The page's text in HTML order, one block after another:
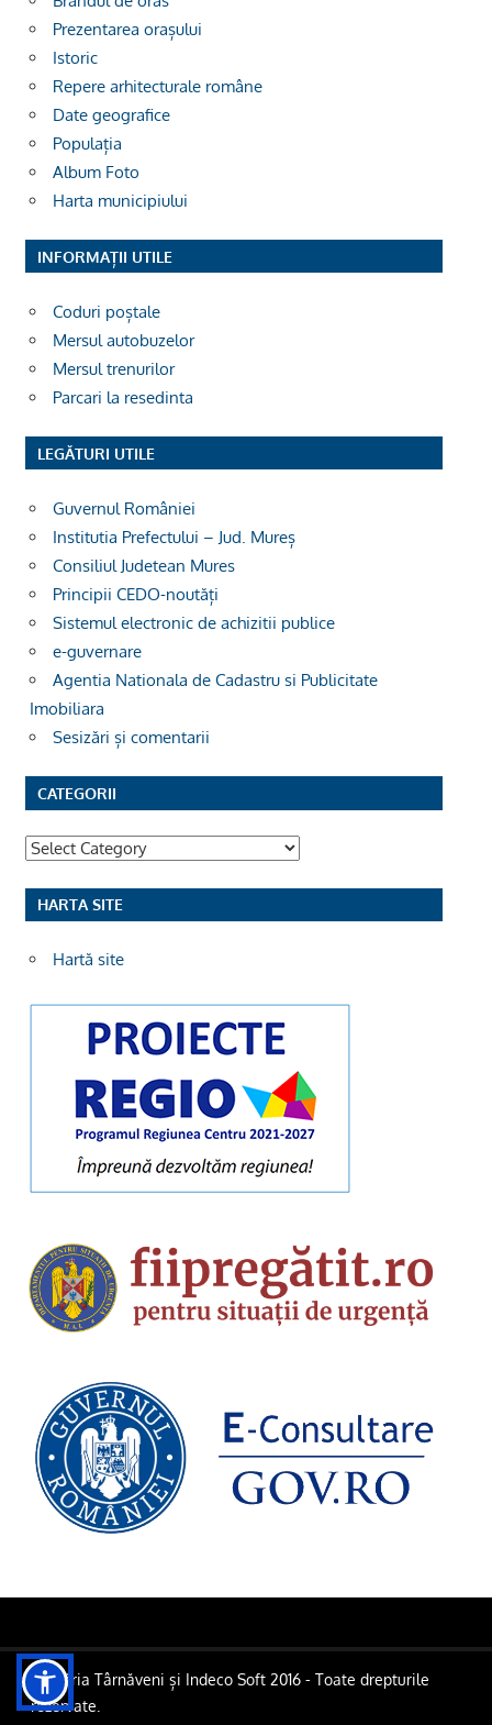
Prezentarea orașului
Istoric
Repere arhitecturale române
Date geografice
Populația
Album Foto
Harta municipiului
INFORMAȚII UTILE
Coduri poștale
Mersul autobuzelor
Mersul trenurilor
Parcari la resedinta
LEGĂTURI UTILE
Guvernul României
Institutia Prefectului – Jud. Mureș
Consiliul Judetean Mures
Principii CEDO-noutăți
Sistemul electronic de achizitii publice
e-guvernare
Agentia Nationala de Cadastru si Publicitate
Imobiliara
Sesizări și comentarii
CATEGORII
Categorii
HARTA SITE
Hartă site
Primăria Târnăveni și Indeco Soft 2016 - Toate drepturile
rezervate.